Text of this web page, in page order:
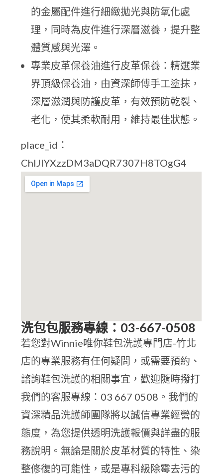
的金屬配件進行細緻拋光與防氧化處
理，同時為皮件進行深層滋養，提升整
體質感與光澤。
專業皮革保養油進行皮革保養：精選業
界頂級保養油，由資深師傅手工塗抹，
深層滋潤與防護皮革，有效預防乾裂、
老化，使其柔軟耐用，維持最佳狀態。
place_id：
ChIJlYXzzDM3aDQR7307H8TOgG4
洗包包服務專線：03-667-0508
若您對Winnie唯你鞋包洗護專門店-竹北
店的專業服務有任何疑問，或需要預約、
諮詢鞋包洗護的相關事宜，歡迎隨時撥打
我們的客服專線：03 667 0508。我們的
資深精品洗護師團隊將以誠信專業經營的
態度，為您提供透明洗護報價與詳盡的服
務說明。無論是關於皮革材質的特性、染
整修復的可能性，或是專科級除霉去污的